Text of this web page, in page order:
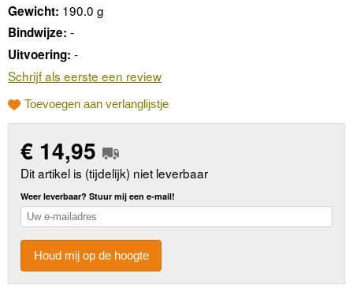
Gewicht: 190.0 g
Bindwijze: -
Uitvoering: -
Schrijf als eerste een review
Toevoegen aan verlanglijstje
€ 14,95
Dit artikel is (tijdelijk) niet leverbaar
Weer leverbaar? Stuur mij een e-mail!
Houd mij op de hoogte